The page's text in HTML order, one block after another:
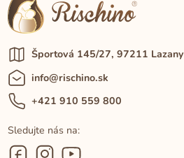
Športová 145/27, 97211 Lazany
info@rischino.sk
+421 910 559 800
Sledujte nás na: